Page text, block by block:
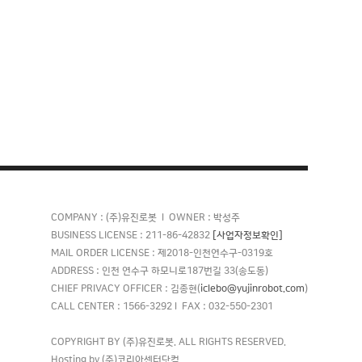
COMPANY : (주)유진로봇 l OWNER : 박성주
BUSINESS LICENSE : 211-86-42832
[사업자정보확인]
MAIL ORDER LICENSE : 제2018-인천연수구-0319호
ADDRESS : 인천 연수구 하모니로187번길 33(송도동)
CHIEF PRIVACY OFFICER : 김종현(iclebo@yujinrobot.com)
CALL CENTER : 1566-3292 l FAX : 032-550-2301
COPYRIGHT BY (주)유진로봇. ALL RIGHTS RESERVED.